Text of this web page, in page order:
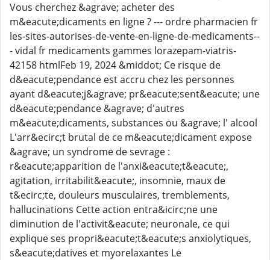
Vous cherchez &agrave; acheter des
m&eacute;dicaments en ligne ? --- ordre pharmacien fr
les-sites-autorises-de-vente-en-ligne-de-medicaments--
- vidal fr medicaments gammes lorazepam-viatris-
42158 htmlFeb 19, 2024 &middot; Ce risque de
d&eacute;pendance est accru chez les personnes
ayant d&eacute;j&agrave; pr&eacute;sent&eacute; une
d&eacute;pendance &agrave; d'autres
m&eacute;dicaments, substances ou &agrave; l' alcool
L'arr&ecirc;t brutal de ce m&eacute;dicament expose
&agrave; un syndrome de sevrage :
r&eacute;apparition de l'anxi&eacute;t&eacute;,
agitation, irritabilit&eacute;, insomnie, maux de
t&ecirc;te, douleurs musculaires, tremblements,
hallucinations Cette action entra&icirc;ne une
diminution de l'activit&eacute; neuronale, ce qui
explique ses propri&eacute;t&eacute;s anxiolytiques,
s&eacute;datives et myorelaxantes Le